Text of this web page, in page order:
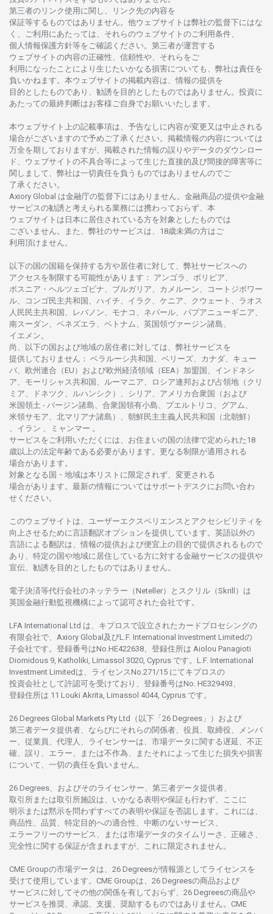
第三者の リンク使用に関し、 リンク先の内容を
保証等するものではありません。 他ウェブサイトは弊社の監督下にはな
く、
ご利用に あたっては、 それらのウェブサイトの ご利用条件、
個人情報保護方針等を ご確認ください。 第三者が運営する
ウェブサイトの内容の正確性、信頼性や、それらをご
利用になったことにより 生じたいかなる損害についても、 弊社は責任を
負いかね ます。 本ウェブサイトの掲載内容は、 情報の提供を
目的としたものであり、 勧誘を 目的としたものではありません。 投資に
あたっての最終判断はお客様ご自身でお願いいたします。
本ウェブサイト 上の記載事項は、 予告なしに 内容が変更又は中止さ れる
場合がございますので予めご了承ください。 掲載情報の内容については
万全を期しておりますが、 掲載さ れた情報の誤りやデータのダウンロー
ド、 ウェブサイトの不具合等に よって生じた 直接的及び間接的障害等に
関し まして、 弊社は一切責任を負うものではありませんのでご
了承ください。
Axiory Global は金融庁の監督下にはありません。 金融商品の提供や金融
サービスの勧誘と 考えられる業務には携わっておらず、 本
ウェブサイトは 日本に 居住さ れている方を対象としたものでは
ございません。
また、 弊社のサービスは、18歳未満の方は ご
利用頂けません 。
以下の国の国籍を保持する方や居住者に対して、 弊社サービスへの
アクセスを制限する可能性があります ： アンゴラ、ボリビア、
ボスニア ・ ヘルツェゴビナ、ブルガリア、カメルーン、コートジボワー
ル、
コンゴ民主共和国、ハイチ、イラク、ケニア、クウェート、 ラオス
人民民主共和国、レバノン、モナコ、ネパール、パプアニューギニア、
南スーダン、ベネズエラ、ベトナム、 英国領ヴァージン諸島、
イエメン。
尚、 以下の国および地域の居住者に対しては、 弊社サービスを
提供しておりません ： ベラルーシ共和国、ベリーズ、カナダ、キュー
バ、 欧州連合 （EU） および欧州経済領域 （EEA）加盟国、インドネシ
ア、 モーリシャス共和国、ルーマニア、 ロシア連邦および占領地 （クリ
ミア、ドネツク、ルハンシク）、シリア、 アメリカ合衆国 （および
米国領土 - バージン諸島、合衆国領有小島、プエルトリコ、グアム、
米領サモア、 北マリアナ諸島）、 朝鮮民主主義人民共和国 （北朝鮮）
、イラン 、ミャンマー 。
サービスを ご利用いただくには、お住まいの国の法律で定められた 18
歳以上の法定年齢である必要があります。 更なる制限が適用さ れる
場合があります。
対象となる国 ・ 地域は本 リストに限定さ れず、 変更さ れる
場合があります。 最新の情報についてはサポートデスクに お問い合わ
せくださ い。
このウェブサイトは、 ユーザーエクスペリエンスと アクセシビリティを
向上さ せるために言語翻訳オプションを提供しています。 英語以外の
言語に よる翻訳は、 情報の提供および便宜上の目的で提供さ れるもので
あり、 特定の国や地域に 居住している方に対する金融サービスの提供や
宣伝、 勧誘を 目的としたものではありません。
電子決済等代行会社のネッテラー （Neteller）と スクリル （Skrill）は
英国金融行動監視機構に よって認可さ れた会社です。
LFA International Ltd は、 キプロスで設立さ れた カードプロセシングの
有限会社で、Axiory Global及びL.F. International Investment Limitedの
子会社です。 登録番号はNo.HE422638、 登録住所は Aiolou Panagioti
Diomidous 9, Katholiki, Limassol 3020, Cyprus です。L.F. International
Investment Limitedは、 ライセンスNo.271/15 にてキプロスの
投資会社として許認可を受けており、 登録番号はNo. HE329493、
登録住所は 11 Louki Akrita, Limassol 4044, Cyprus です。
26 Degrees Global Markets Pty Ltd（以下「26 Degrees」） および
第三者データ提供者、ならびにそれらの関係者、役員、取締役、メンバ
ー、従業員、代理人、ライセンサーは、 市場データに関する遅延、不正
確、誤り、エラー、
または不作為、 またそれに よって生じた損失や損害
について、 一切の責任を負いません。
26 Degrees、 およびそのライセンサー、 第三者データ提供者、
取引所または取引所施設は、いかなる表明や保証も行わず、
ここに
明示または黙示を問わずすべての表明や保証を否認し ます。
これには、
商品性、品質、 特定目的への適合性、 中断のないサービス、
エラーフリーのサービス、 または市場データのタイムリーさ、正確さ、
完全性に関する保証が含まれますが、これに限定さ れません。
CME Groupの市場データは、26 Degreesが情報源としてライセンスを
受けて使用しています。 CME Groupは、26 Degreesの商品および
サービスに対してその他の関係を有しておらず、26 Degreesの商品や
サービスを推奨、承認、支援、 奨励するものではありません。 CME